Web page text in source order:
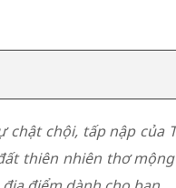
chật chội, tấp nập của
thiên nhiên thơ